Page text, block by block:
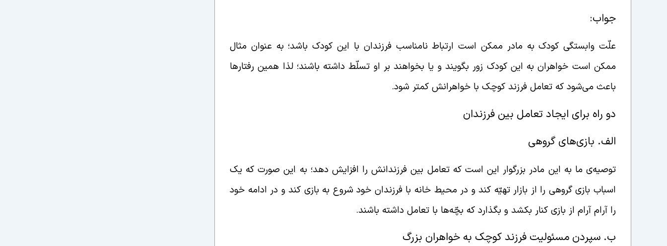
جواب:
علّت وابستگی کودک به مادر ممکن است ارتباط نامناسب فرزندان با این کودک باشد؛ به عنوان مثال
ممکن است خواهران به این کودک زور بگویند و یا بخواهند بر او تسلّط داشته باشند؛ لذا همین رفتارها
باعث می‌شود که تعامل فرزند کوچک با خواهرانش کمتر شود.
دو راه برای ایجاد تعامل بین فرزندان
الف. بازی‌های گروهی
توصیه‌ی ما به این مادر بزرگوار این است که تعامل بین فرزندانش را افزایش دهد؛ به این صورت که یک
اسباب بازی گروهی را از بازار تهیّه کند و در محیط خانه با فرزندان خود شروع به بازی کند و در ادامه خود
را آرام آرام از بازی کنار بکشد و بگذارد که بچّه‌ها با تعامل داشته باشند.
ب. سپردن مسئولیت فرزند کوچک به خواهران بزرگ